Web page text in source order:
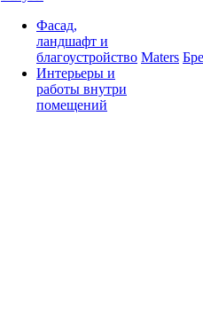
Фасад,
ландшафт и
благоустройство
Интерьеры и
работы внутри
помещений
Maters